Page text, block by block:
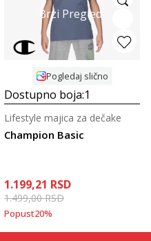
Brzi Pregled
Pogledaj slično
Dostupno boja:1
Champion Basic
Lifestyle majica za dečake
1.199,21 RSD
1.499,00RSD
Popust20%